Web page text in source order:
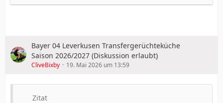
Bayer 04 Leverkusen Transfergerüchteküche
Saison 2026/2027 (Diskussion erlaubt)
CliveBixby 19. Mai 2026 um 13:59
Zitat